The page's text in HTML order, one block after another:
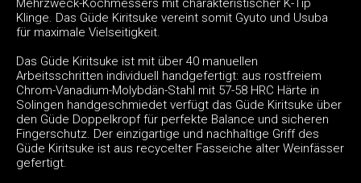
Mehrzweck-Kochmessers mit charakteristischer K-Tip
Klinge. Das Güde Kiritsuke vereint somit Gyuto und Usuba
für maximale Vielseitigkeit.
Das Güde Kiritsuke ist mit über 40 manuellen
Arbeitsschritten individuell handgefertigt: aus rostfreiem
Chrom-Vanadium-Molybdän-Stahl mit 57-58 HRC Härte in
Solingen handgeschmiedet verfügt das Güde Kiritsuke über
den Güde Doppelkropf für perfekte Balance und sicheren
Fingerschutz. Der einzigartige und nachhaltige Griff des
Güde Kiritsuke ist aus recycelter Fasseiche alter Weinfässer
gefertigt.